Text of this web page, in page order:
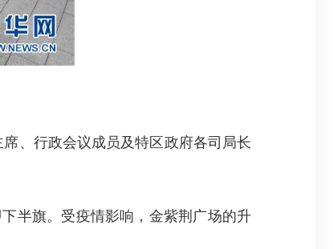
、行政会议成员及特区政府各司局长
半旗。受疫情影响，金紫荆广场的升